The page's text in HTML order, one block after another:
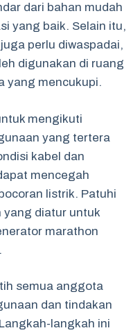
dari bahan mudah
yang baik. Selain itu,
perlu diwaspadai,
digunakan di ruang
yang mencukupi.
mengikuti
yang tertera
kabel dan
mencegah
listrik. Patuhi
yang diatur untuk
marathon
semua anggota
dan tindakan
langkah ini